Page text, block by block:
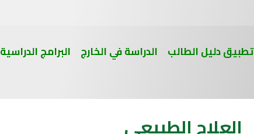
تطبيق دليل الطالب الدراسة في الخارج البرامج الدراسية
العلاج الطبيعي